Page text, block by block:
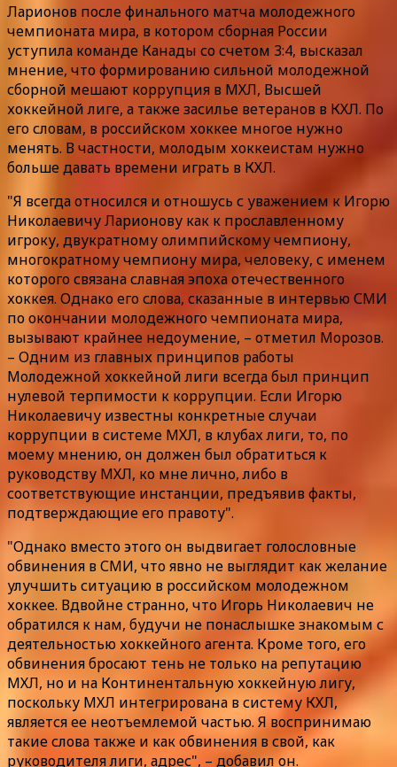
Ларионов после финального матча молодежного
чемпионата мира, в котором сборная России
уступила команде Канады со счетом 3:4, высказал
мнение, что формированию сильной молодежной
сборной мешают коррупция в МХЛ, Высшей
хоккейной лиге, а также засилье ветеранов в КХЛ. По
его словам, в российском хоккее многое нужно
менять. В частности, молодым хоккеистам нужно
больше давать времени играть в КХЛ.
"Я всегда относился и отношусь с уважением к Игорю
Николаевичу Ларионову как к прославленному
игроку, двукратному олимпийскому чемпиону,
многократному чемпиону мира, человеку, с именем
которого связана славная эпоха отечественного
хоккея. Однако его слова, сказанные в интервью СМИ
по окончании молодежного чемпионата мира,
вызывают крайнее недоумение, – отметил Морозов.
– Одним из главных принципов работы
Молодежной хоккейной лиги всегда был принцип
нулевой терпимости к коррупции. Если Игорю
Николаевичу известны конкретные случаи
коррупции в системе МХЛ, в клубах лиги, то, по
моему мнению, он должен был обратиться к
руководству МХЛ, ко мне лично, либо в
соответствующие инстанции, предъявив факты,
подтверждающие его правоту".
"Однако вместо этого он выдвигает голословные
обвинения в СМИ, что явно не выглядит как желание
улучшить ситуацию в российском молодежном
хоккее. Вдвойне странно, что Игорь Николаевич не
обратился к нам, будучи не понаслышке знакомым с
деятельностью хоккейного агента. Кроме того, его
обвинения бросают тень не только на репутацию
МХЛ, но и на Континентальную хоккейную лигу,
поскольку МХЛ интегрирована в систему КХЛ,
является ее неотъемлемой частью. Я воспринимаю
такие слова также и как обвинения в свой, как
руководителя лиги, адрес", – добавил он.